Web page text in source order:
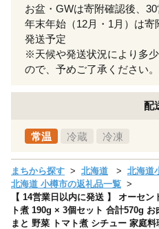
お盆・GWは寄附確認後、
年末年始（12月・1月）は
発送予定
※天候や発送状況により多
ので、予めご了承ください。
配
常温 冷蔵 冷凍
まちから探す 北海道
北海道
北海道 小樽市の返礼品一覧
【 14営業日以内に発送 】 オーセ
ト煮 190g × 3個セット 合計570g
まと 野菜 トマト煮 シチュー 家庭